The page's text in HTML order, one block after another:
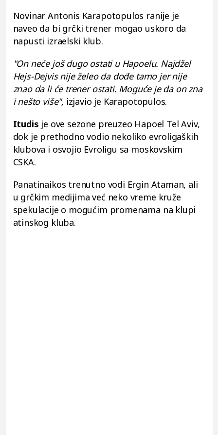
Novinar Antonis Karapotopulos ranije je
naveo da bi grčki trener mogao uskoro da
napusti izraelski klub.
"On neće još dugo ostati u Hapoelu. Najdžel
Hejs-Dejvis nije želeo da dođe tamo jer nije
znao da li će trener ostati. Moguće je da on zna
i nešto više", izjavio je Karapotopulos.
Itudis je ove sezone preuzeo Hapoel Tel Aviv,
dok je prethodno vodio nekoliko evroligaških
klubova i osvojio Evroligu sa moskovskim
CSKA.
Panatinaikos trenutno vodi Ergin Ataman, ali
u grčkim medijima već neko vreme kruže
spekulacije o mogućim promenama na klupi
atinskog kluba.